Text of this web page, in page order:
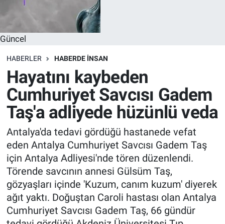
Güncel
HABERLER HABERDE INSAN
Hayatını kaybeden
Cumhuriyet Savcısı Gadem
Taş'a adliyede hüzünlü veda
Antalya'da tedavi gördüğü hastanede vefat
eden Antalya Cumhuriyet Savcısı Gadem Taş
için Antalya Adliyesi'nde tören düzenlendi.
Törende savcının annesi Gülsüm Taş,
gözyaşları içinde 'Kuzum, canım kuzum' diyerek
ağıt yaktı. Doğuştan Caroli hastası olan Antalya
Cumhuriyet Savcısı Gadem Taş, 66 gündür